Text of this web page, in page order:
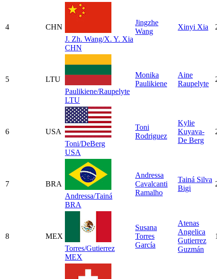
4
CHN
J. Zh. Wang/X. Y. Xia
CHN
Jingzhe
Wang
Xinyi Xia
5
LTU
Paulikiene/Raupelyte
LTU
Monika
Paulikiene
Aine
Raupelyte
6
USA
Toni/DeBerg
USA
Toni
Rodriguez
Kylie
Kuyava-
De Berg
7
BRA
Andressa/Tainá
BRA
Andressa
Cavalcanti
Ramalho
Tainá Silva
Bigi
8
MEX
Torres/Gutierrez
MEX
Susana
Torres
García
Atenas
Angelica
Gutierrez
Guzmán